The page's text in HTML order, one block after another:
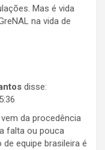
Mas é vida
na vida de
disse:
da procedência
falta ou pouca
equipe brasileira é